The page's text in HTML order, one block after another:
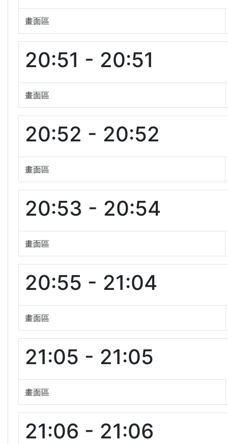
畫面區
20:51 - 20:51
畫面區
20:52 - 20:52
畫面區
20:53 - 20:54
畫面區
20:55 - 21:04
畫面區
21:05 - 21:05
畫面區
21:06 - 21:06